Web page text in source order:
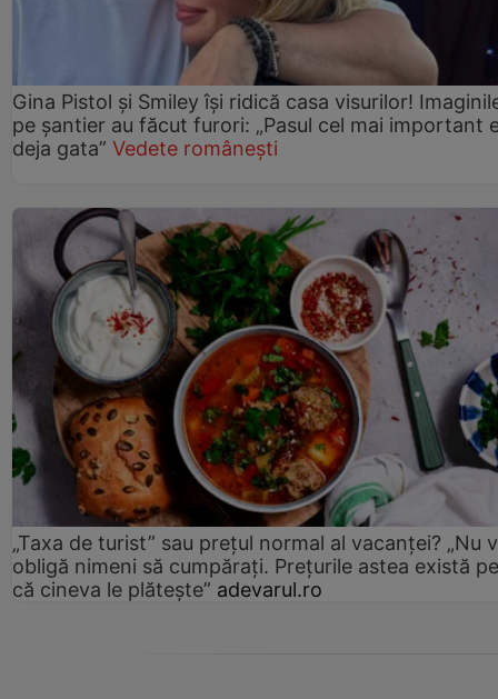
Gina Pistol și Smiley își ridică casa visurilor!
pe șantier au făcut furori: „Pasul cel mai important
deja gata” Vedete românești
„Taxa de turist” sau prețul normal al vacanței? „Nu
obligă nimeni să cumpărați. Prețurile astea există
că cineva le plătește” adevarul.ro